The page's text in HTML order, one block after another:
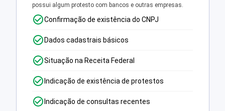
possui algum protesto com bancos e outras empresas.
Confirmação de existência do CNPJ
Dados cadastrais básicos
Situação na Receita Federal
Indicação de existência de protestos
Indicação de consultas recentes